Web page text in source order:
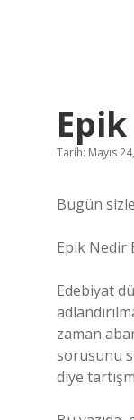
Tarih: Mayıs
Bugün
Epik Nedir
Edebiyat
zaman
sorusunu
diye